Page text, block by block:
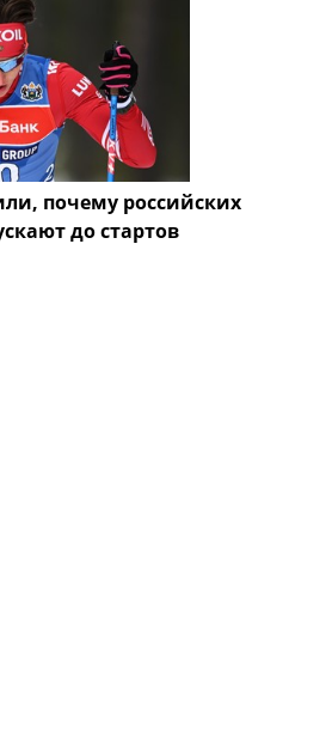
почему российских
до стартов